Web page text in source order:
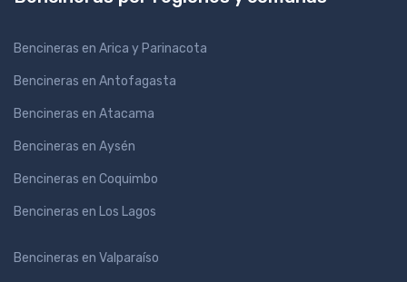
Bencineras en Arica y Parinacota
Bencineras en Antofagasta
Bencineras en Atacama
Bencineras en Aysén
Bencineras en Coquimbo
Bencineras en Los Lagos
Bencineras en Valparaíso